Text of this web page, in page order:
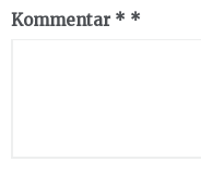
Kommentar *